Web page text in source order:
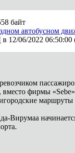
байт
автобусном
в 12/06/2022 06:50:00
фирмы «Sebe»
Вирумаа